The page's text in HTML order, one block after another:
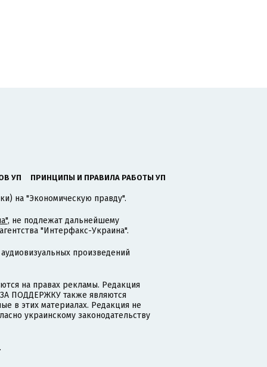
УП ПРИНЦИПЫ И ПРАВИЛА РАБОТЫ УП
на "Экономическую правду".
, не подлежат дальнейшему
"Интерфакс-Украина".
произведений
на правах рекламы. Редакция
ПОДДЕРЖКУ также являются
в этих материалах. Редакция не
украинскому законодательству